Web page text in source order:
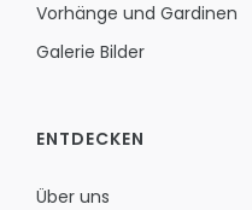
Vorhänge und Gardinen
Galerie Bilder
ENTDECKEN
Über uns